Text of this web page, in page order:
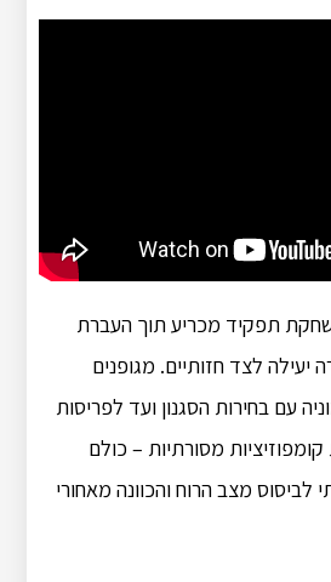
תפקיד מכריע תוך העברת
יעילה לצד חזותיים. מגופנים
עם בחירות הסגנון ועד לפריסות
מסורתיות – כולם
לביסוס מצב הרוח והכוונה מאחורי